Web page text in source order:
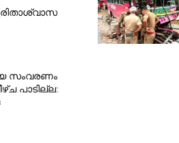
സംവരണം
പാടില്ല:
ചികിത്സ വൈകി യുവാവ് മരിച്ചു